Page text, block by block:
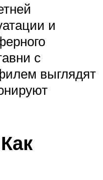
и
с
выглядят